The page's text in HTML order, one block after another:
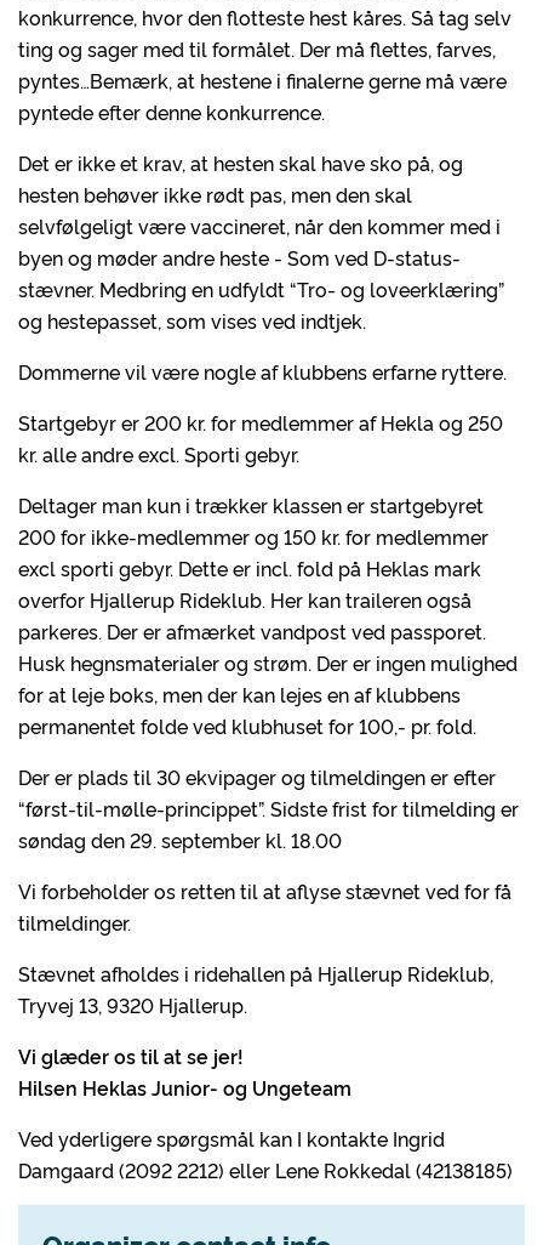
konkurrence, hvor den flotteste hest kåres. Så tag selv
ting og sager med til formålet. Der må flettes, farves,
pyntes…Bemærk, at hestene i finalerne gerne må være
pyntede efter denne konkurrence.
Det er ikke et krav, at hesten skal have sko på, og
hesten behøver ikke rødt pas, men den skal
selvfølgeligt være vaccineret, når den kommer med i
byen og møder andre heste - Som ved D-status-
stævner. Medbring en udfyldt “Tro- og loveerklæring”
og hestepasset, som vises ved indtjek.
Dommerne vil være nogle af klubbens erfarne ryttere.
Startgebyr er 200 kr. for medlemmer af Hekla og 250
kr. alle andre excl. Sporti gebyr.
Deltager man kun i trækker klassen er startgebyret
200 for ikke-medlemmer og 150 kr. for medlemmer
excl sporti gebyr. Dette er incl. fold på Heklas mark
overfor Hjallerup Rideklub. Her kan traileren også
parkeres. Der er afmærket vandpost ved passporet.
Husk hegnsmaterialer og strøm. Der er ingen mulighed
for at leje boks, men der kan lejes en af klubbens
permanentet folde ved klubhuset for 100,- pr. fold.
Der er plads til 30 ekvipager og tilmeldingen er efter
“først-til-mølle-princippet”. Sidste frist for tilmelding er
søndag den 29. september kl. 18.00
Vi forbeholder os retten til at aflyse stævnet ved for få
tilmeldinger.
Stævnet afholdes i ridehallen på Hjallerup Rideklub,
Tryvej 13, 9320 Hjallerup.
Vi glæder os til at se jer!
Hilsen Heklas Junior- og Ungeteam
Ved yderligere spørgsmål kan I kontakte Ingrid
Damgaard (2092 2212) eller Lene Rokkedal (42138185)